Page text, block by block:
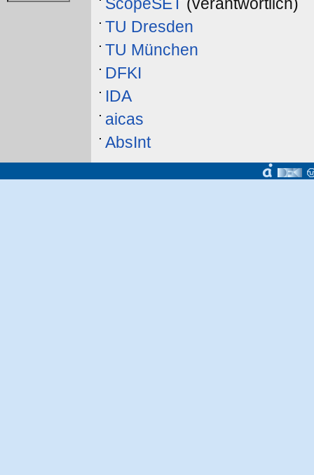
ScopeSET (verantwortlich)
TU Dresden
TU München
DFKI
IDA
aicas
AbsInt